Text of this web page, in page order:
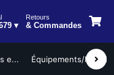
▾
Retours
& Commandes
e... Équipements/